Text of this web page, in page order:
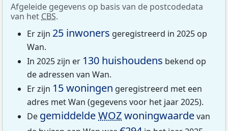
Afgeleide gegevens op basis van de postcodedata
van het CBS.
Er zijn 25 inwoners geregistreerd in 2025 op
Wan.
In 2025 zijn er 130 huishoudens bekend op
de adressen van Wan.
Er zijn 15 woningen geregistreerd met een
adres met Wan (gegevens voor het jaar 2025).
De gemiddeldeWOZwoningwaardevan